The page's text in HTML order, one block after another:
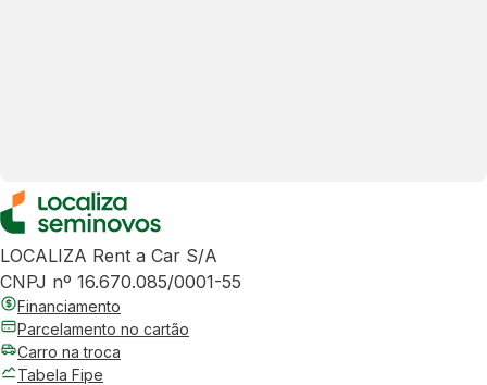
LOCALIZA Rent a Car S/A
CNPJ nº 16.670.085/0001-55
Financiamento
Parcelamento no cartão
Carro na troca
Tabela Fipe